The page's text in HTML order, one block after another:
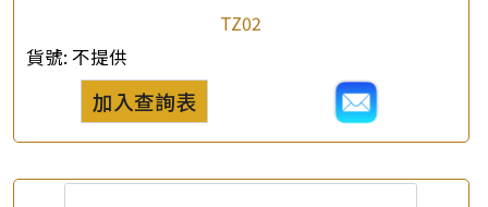
TZ02
貨號: 不提供
加入查詢表